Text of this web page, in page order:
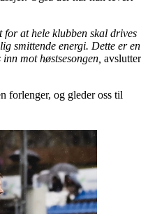
for at hele klubben skal drives
smittende energi. Dette er en
mot høstsesongen, avslutter
forlenger, og gleder oss til